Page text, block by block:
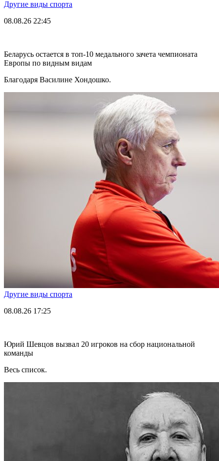
Другие виды спорта
08.08.26 22:45
Беларусь остается в топ-10 медального зачета чемпионата
Европы по видным видам
Благодаря Василине Хондошко.
Другие виды спорта
08.08.26 17:25
Юрий Шевцов вызвал 20 игроков на сбор национальной
команды
Весь список.